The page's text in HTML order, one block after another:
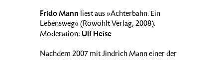
Frido Mann liest aus »Achterbahn. Ein
Lebensweg« (Rowohlt Verlag, 2008).
Moderation: Ulf Heise
Nachdem 2007 mit Jindrich Mann einer der